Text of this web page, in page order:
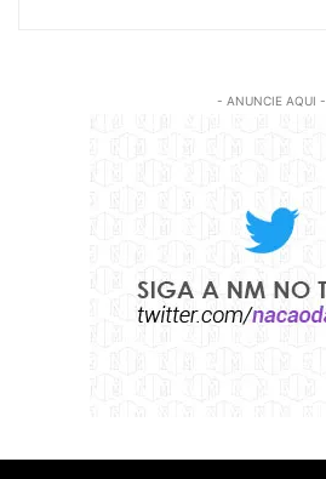
- ANUNCIE AQUI -